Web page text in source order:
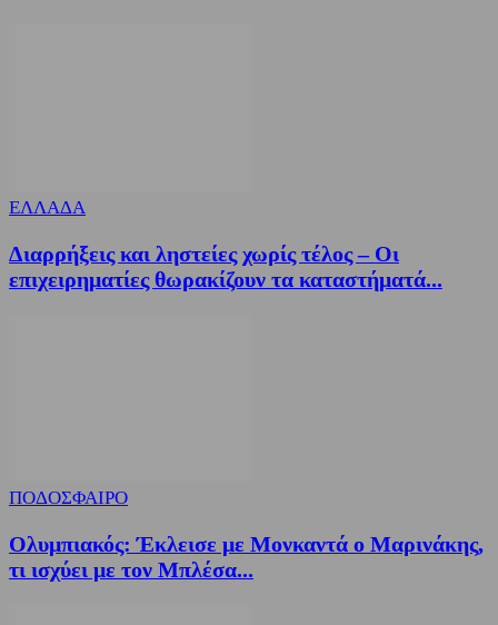
ΕΛΛΑΔΑ
Διαρρήξεις και ληστείες χωρίς τέλος – Οι
επιχειρηματίες θωρακίζουν τα καταστήματά...
ΠΟΔΟΣΦΑΙΡΟ
Ολυμπιακός: Έκλεισε με Μονκαντά ο Μαρινάκης,
τι ισχύει με τον Μπλέσα...